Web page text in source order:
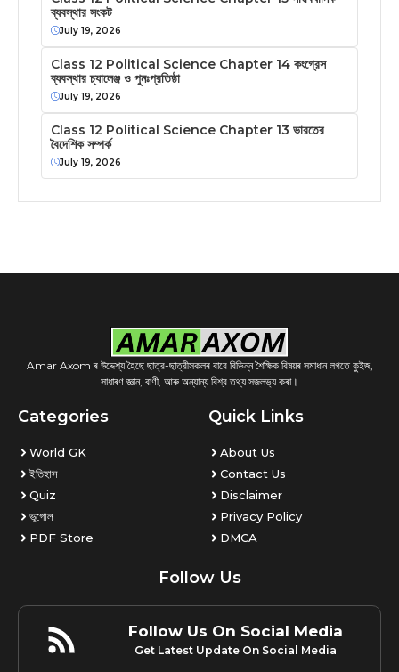
ব্যবস্থার সংকট
July 19, 2026
Class 12 Political Science Chapter 14 কংগ্রেস
ব্যবস্থার চ্যালেঞ্জ ও পুনঃপ্রতিষ্ঠা
July 19, 2026
Class 12 Political Science Chapter 13 ভারতের
বৈদেশিক সম্পর্ক
July 19, 2026
Amar Axom ৰ উদ্দেশ্য হৈছে ছাত্র-ছাত্রীসকলৰ বাবে বিভিন্ন শৈক্ষিক বিষয়ৰ সমাধান লগতে কুইজ,
সাধাৰণ জ্ঞান, বাণী, আৰু অন্যান্য বিশ্ব তথ্য সজলভ্য কৰা।
Categories
World GK
ইতিহাস
Quiz
ভূগোল
PDF Store
Quick Links
About Us
Contact Us
Disclaimer
Privacy Policy
DMCA
Follow Us
Follow Us On Social Media
Get Latest Update On Social Media